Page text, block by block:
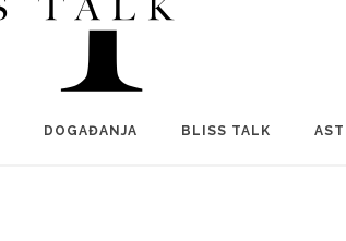
DOGAĐANJA BLISS TALK